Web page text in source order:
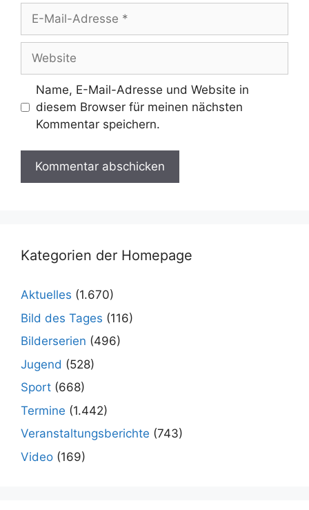
Mail-
Adresse
Name, E-Mail-Adresse und Website in
diesem Browser für meinen nächsten
Kommentar speichern.
Kategorien der Homepage
Aktuelles (1.670)
Bild des Tages (116)
Bilderserien (496)
Jugend (528)
Sport (668)
Termine (1.442)
Veranstaltungsberichte (743)
Video (169)